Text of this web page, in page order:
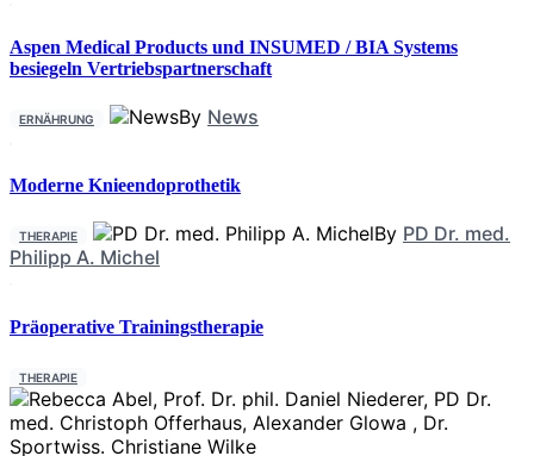
Aspen Medical Products und INSUMED / BIA Systems
besiegeln Vertriebspartnerschaft
ERNÄHRUNG By News
Moderne Knieendoprothetik
THERAPIE By PD Dr. med.
Philipp A. Michel
Präoperative Trainingstherapie
THERAPIE